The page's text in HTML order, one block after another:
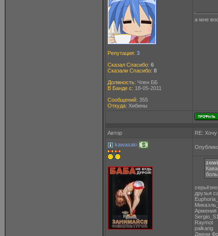
Репутация: 3
Сказал Спасибо: 6
Сказали Спасибо: 8
Должность: Член ББ
В Банде с: 18-05-2011
Сообщений: 355
Откуда: Хибины
а мне
Автор
RE: Хочу
kawasaki
друзья
Армения
Raymot
palkarig
Джени